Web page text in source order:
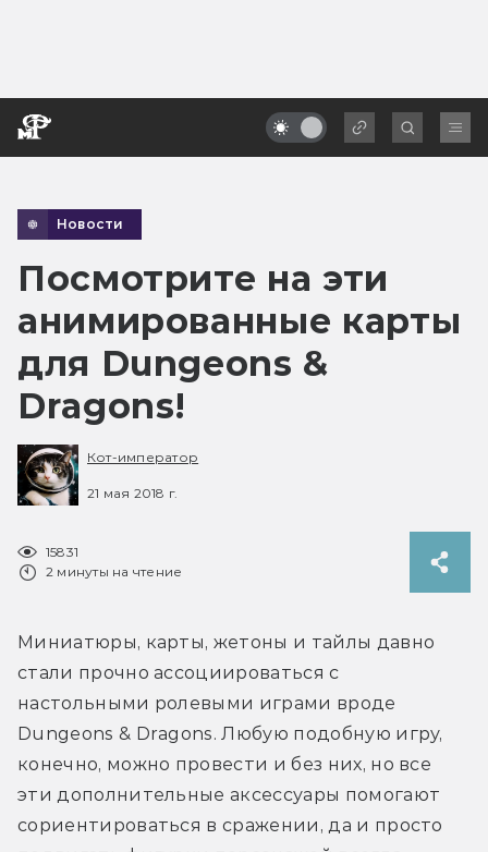
Новости
Посмотрите на эти
анимированные карты
для Dungeons &
Dragons!
Кот-император
21 мая 2018 г.
15831
2 минуты на чтение
Миниатюры, карты, жетоны и тайлы давно
стали прочно ассоциироваться с
настольными ролевыми играми вроде
Dungeons & Dragons. Любую подобную игру,
конечно, можно провести и без них, но все
эти дополнительные аксессуары помогают
сориентироваться в сражении, да и просто